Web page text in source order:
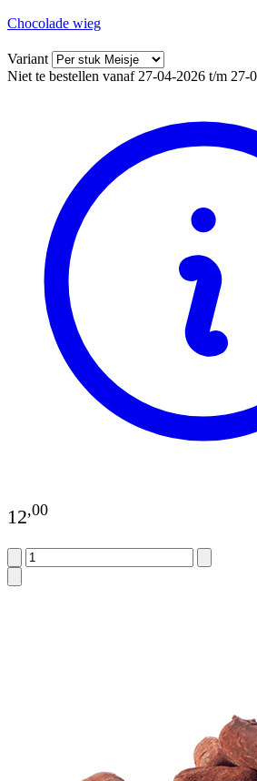
Chocolade wieg
Variant
Niet te bestellen vanaf 27-04-2026 t/m 27-
12,00